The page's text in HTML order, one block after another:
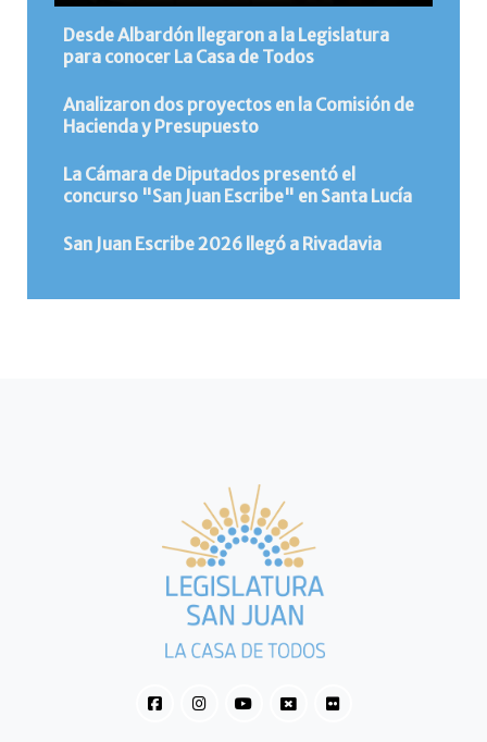
Desde Albardón llegaron a la Legislatura
para conocer La Casa de Todos
Analizaron dos proyectos en la Comisión de
Hacienda y Presupuesto
La Cámara de Diputados presentó el
concurso "San Juan Escribe" en Santa Lucía
San Juan Escribe 2026 llegó a Rivadavia